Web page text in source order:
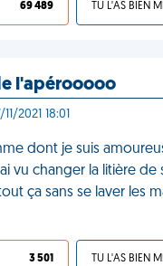
69 489
l'apérooooo
2021 18:01
dont je suis
vu changer la litière de
ça sans se laver les
3 501